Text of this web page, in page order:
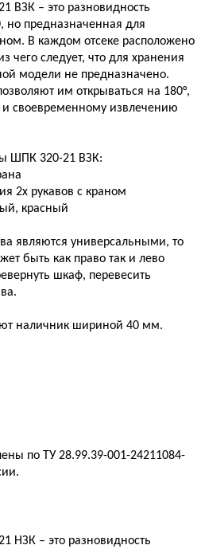
– это разновидность
предназначенная для
В каждом отсеке расположено
чего следует, что для хранения
модели не предназначено.
им открываться на 180°,
и своевременному извлечению
ШПК 320-21 ВЗК:
2х рукавов с краном
красный
являются универсальными, то
быть как право так и лево
шкаф, перевесить
наличник шириной 40 мм.
по ТУ 28.99.39-001-24211084-
– это разновидность